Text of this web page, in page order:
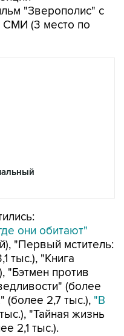
"Зверополис" с
СМИ (3 место по
они обитают"
"Первый мститель:
тыс.), "Книга
"Бэтмен против
(более
(более 2,7 тыс.), "В
"Тайная жизнь
2,1 тыс.).